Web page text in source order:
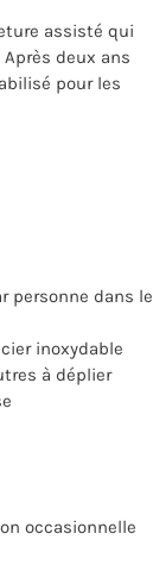
assisté qui
deux ans
pour les
personne dans le
inoxydable
à déplier
occasionnelle